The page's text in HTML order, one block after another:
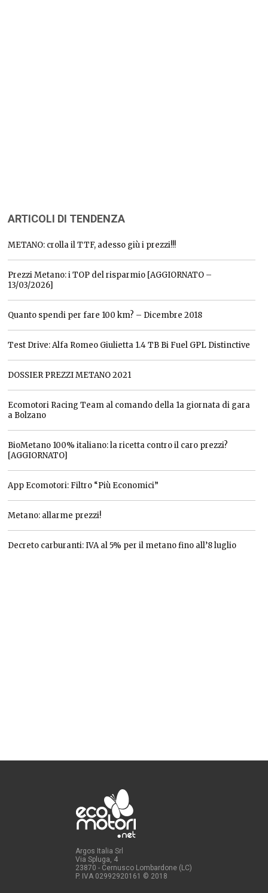
ARTICOLI DI TENDENZA
METANO: crolla il TTF, adesso giù i prezzi!!!
Prezzi Metano: i TOP del risparmio [AGGIORNATO –
13/03/2026]
Quanto spendi per fare 100 km? – Dicembre 2018
Test Drive: Alfa Romeo Giulietta 1.4 TB Bi Fuel GPL Distinctive
DOSSIER PREZZI METANO 2021
Ecomotori Racing Team al comando della 1a giornata di gara
a Bolzano
BioMetano 100% italiano: la ricetta contro il caro prezzi?
[AGGIORNATO]
App Ecomotori: Filtro “Più Economici”
Metano: allarme prezzi!
Decreto carburanti: IVA al 5% per il metano fino all’8 luglio
Argos Italia Srl
Via Spluga, 4
23870 - Cernusco Lombardone (LC)
P. IVA 02992920161 © 2018